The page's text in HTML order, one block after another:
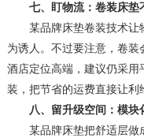
七、盯物流：卷装床垫
某品牌床垫卷装技术让
为诱人。不过要注意，卷装
酒店定位高端，建议仍采用
装，把节省的运费直接让利
八、留升级空间：模
某品牌床垫把舒适层做